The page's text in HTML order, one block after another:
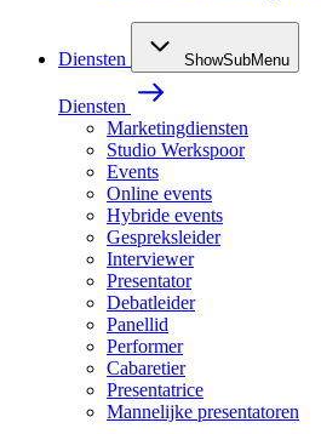
Diensten ShowSubMenu
Diensten
Marketingdiensten
Studio Werkspoor
Events
Online events
Hybride events
Gespreksleider
Interviewer
Presentator
Debatleider
Panellid
Performer
Cabaretier
Presentatrice
Mannelijke presentatoren